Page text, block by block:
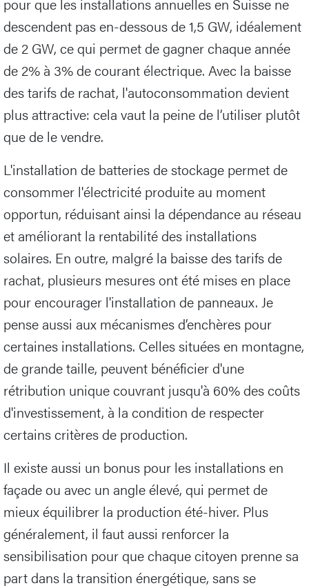
descendent pas en-dessous de 1,5 GW, idéalement
de 2 GW, ce qui permet de gagner chaque année
de 2% à 3% de courant électrique. Avec la baisse
des tarifs de rachat, l'autoconsommation devient
plus attractive: cela vaut la peine de l’utiliser plutôt
que de le vendre.
L'installation de batteries de stockage permet de
consommer l'électricité produite au moment
opportun, réduisant ainsi la dépendance au réseau
et améliorant la rentabilité des installations
solaires. En outre, malgré la baisse des tarifs de
rachat, plusieurs mesures ont été mises en place
pour encourager l'installation de panneaux. Je
pense aussi aux mécanismes d’enchères pour
certaines installations. Celles situées en montagne,
de grande taille, peuvent bénéficier d'une
rétribution unique couvrant jusqu'à 60% des coûts
d'investissement, à la condition de respecter
certains critères de production.
Il existe aussi un bonus pour les installations en
façade ou avec un angle élevé, qui permet de
mieux équilibrer la production été-hiver. Plus
généralement, il faut aussi renforcer la
sensibilisation pour que chaque citoyen prenne sa
part dans la transition énergétique, sans se